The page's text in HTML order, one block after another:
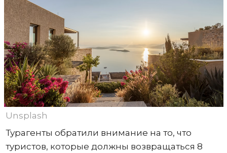
Unsplash
Турагенты обратили внимание на то, что
туристов, которые должны возвращаться 8